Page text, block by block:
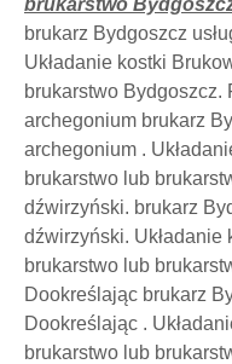
brukarstwo
brukarz Bydgoszcz
Układanie kostki
brukarstwo Bydgoszcz.
archegonium brukarz
archegonium .
brukarstwo lub
dźwirzyński. brukarz
dźwirzyński.
brukarstwo lub
Dookreślając brukarz
Dookreślając .
brukarstwo lub